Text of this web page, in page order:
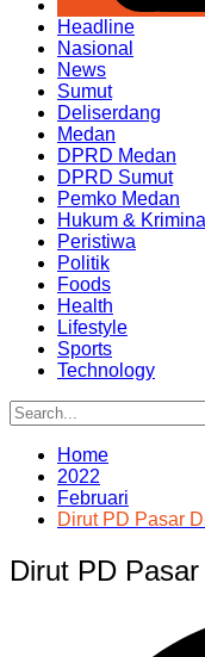
Headline
Nasional
News
Sumut
Deliserdang
Medan
DPRD Medan
DPRD Sumut
Pemko Medan
Hukum & Kriminal
Peristiwa
Politik
Foods
Health
Lifestyle
Sports
Technology
Home
2022
Februari
Dirut PD Pasar
Dirut PD